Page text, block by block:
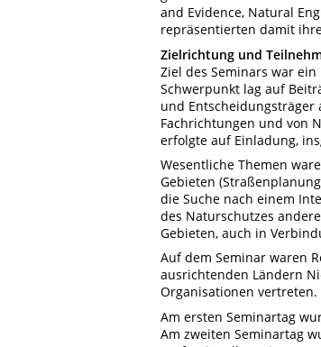
and Evidence, Natural
repräsentierten damit
Zielrichtung und
Ziel des Seminars war
Schwerpunkt lag auf
und Entscheidungsträger
Fachrichtungen und von
erfolgte auf Einladung,
Wesentliche Themen
Gebieten
die Suche nach einem
des Naturschutzes
Gebieten, auch in
Auf dem Seminar waren
ausrichtenden Ländern
Organisationen vertreten.
Am ersten Seminartag
Am zweiten Seminartag